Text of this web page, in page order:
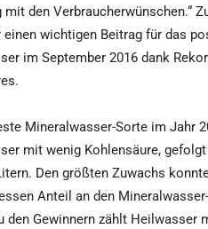
mit den Verbraucherwünschen.“
einen wichtigen Beitrag für das
im September 2016 dank
Mineralwasser-Sorte im Jahr
mit wenig Kohlensäure,
Den größten Zuwachs
Anteil an den
den Gewinnern zählt